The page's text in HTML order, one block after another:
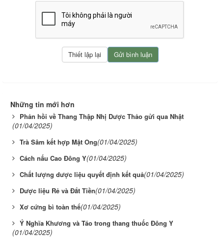
Những tin mới hơn
Phản hồi về Thang Thập Nhị Dược Thảo gửi qua Nhật
(01/04/2025)
Trà Sâm kết hợp Mật Ong(01/04/2025)
Cách nấu Cao Đông Y(01/04/2025)
Chất lượng dược liệu quyết định kết quả(01/04/2025)
Dược liệu Rẻ và Đắt Tiền(01/04/2025)
Xơ cứng bì toàn thể(01/04/2025)
Ý Nghĩa Khương và Táo trong thang thuốc Đông Y
(01/04/2025)